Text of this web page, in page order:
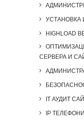
УСТАНОВКА
HIGHLOAD
СЕРВЕРА И
IT АУДИТ
IP